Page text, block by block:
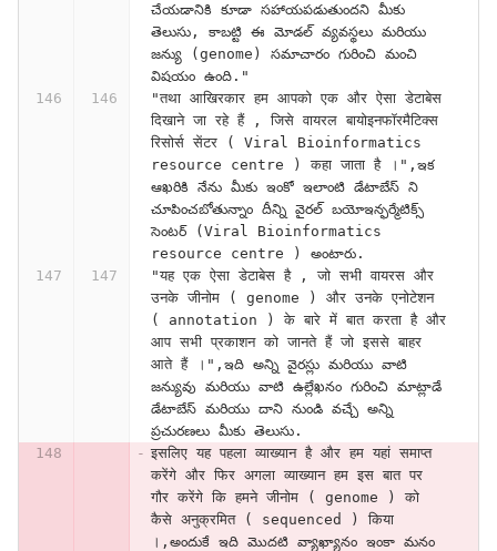
చేయడానికి కూడా సహాయపడుతుందని మీకు
తెలుసు, కాబట్టి ఈ మోడల్ వ్యవస్థలు మరియు
జన్యు (genome) సమాచారం గురించి మంచి
విషయం ఉంది."
"तथा आखिरकार हम आपको एक और ऐसा डेटाबेस
दिखाने जा रहे हैं , जिसे वायरल बायोइनफॉरमैटिक्स
रिसोर्स सेंटर ( Viral Bioinformatics
resource centre ) कहा जाता है ।",ఇక
ఆఖరికి నేను మీకు ఇంకో ఇలాంటి డేటాబేస్ ని
చూపించబోతున్నాం దీన్ని వైరల్ బయోఇన్ఫర్మేటిక్స్
సెంటర్ (Viral Bioinformatics
resource centre ) అంటారు.
"यह एक ऐसा डेटाबेस है , जो सभी वायरस और
उनके जीनोम ( genome ) और उनके एनोटेशन
( annotation ) के बारे में बात करता है और
आप सभी प्रकाशन को जानते हैं जो इससे बाहर
आते हैं ।",ఇది అన్ని వైరస్లు మరియు వాటి
జన్యువు మరియు వాటి ఉల్లేఖనం గురించి మాట్లాడే
డేటాబేస్ మరియు దాని నుండి వచ్చే అన్ని
ప్రచురణలు మీకు తెలుసు.
इसलिए यह पहला व्याख्यान है और हम यहां समाप्त
करेंगे और फिर अगला व्याख्यान हम इस बात पर
गौर करेंगे कि हमने जीनोम ( genome ) को
कैसे अनुक्रमित ( sequenced ) किया
।,అందుకే ఇది మొదటి వ్యాఖ్యానం ఇంకా మనం